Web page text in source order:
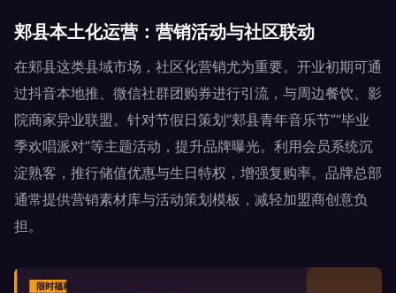
郏县本土化运营：营销活动与社区联动
在郏县这类县域市场，社区化营销尤为重要。开业初期可通
过抖音本地推、微信社群团购券进行引流，与周边餐饮、影
院商家异业联盟。针对节假日策划“郏县青年音乐节”“毕业
季欢唱派对”等主题活动，提升品牌曝光。利用会员系统沉
淀熟客，推行储值优惠与生日特权，增强复购率。品牌总部
通常提供营销素材库与活动策划模板，减轻加盟商创意负
担。